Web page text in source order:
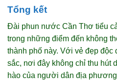
Tổng kết
Đài phun nước Cần Thơ tiểu
trong những điểm đến không
thành phố này. Với vẻ đẹp độc
sắc, nơi đây không chỉ thu hút
hào của người dân địa